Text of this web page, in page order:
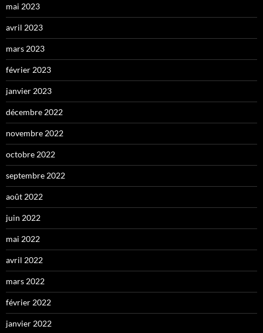
mai 2023
avril 2023
mars 2023
février 2023
janvier 2023
décembre 2022
novembre 2022
octobre 2022
septembre 2022
août 2022
juin 2022
mai 2022
avril 2022
mars 2022
février 2022
janvier 2022